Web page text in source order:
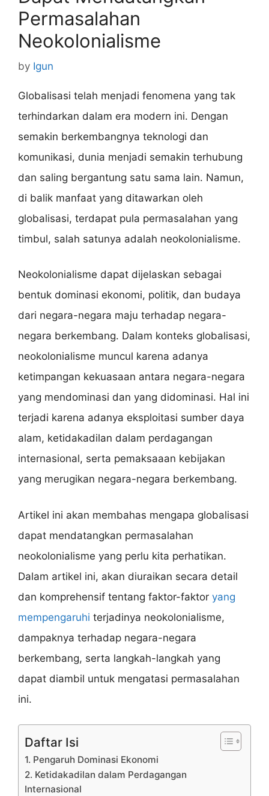
Permasalahan
Neokolonialisme
by Igun
Globalisasi telah menjadi fenomena yang tak
terhindarkan dalam era modern ini. Dengan
semakin berkembangnya teknologi dan
komunikasi, dunia menjadi semakin terhubung
dan saling bergantung satu sama lain. Namun,
di balik manfaat yang ditawarkan oleh
globalisasi, terdapat pula permasalahan yang
timbul, salah satunya adalah neokolonialisme.
Neokolonialisme dapat dijelaskan sebagai
bentuk dominasi ekonomi, politik, dan budaya
dari negara-negara maju terhadap negara-
negara berkembang. Dalam konteks globalisasi,
neokolonialisme muncul karena adanya
ketimpangan kekuasaan antara negara-negara
yang mendominasi dan yang didominasi. Hal ini
terjadi karena adanya eksploitasi sumber daya
alam, ketidakadilan dalam perdagangan
internasional, serta pemaksaaan kebijakan
yang merugikan negara-negara berkembang.
Artikel ini akan membahas mengapa globalisasi
dapat mendatangkan permasalahan
neokolonialisme yang perlu kita perhatikan.
Dalam artikel ini, akan diuraikan secara detail
dan komprehensif tentang faktor-faktor yang
mempengaruhi terjadinya neokolonialisme,
dampaknya terhadap negara-negara
berkembang, serta langkah-langkah yang
dapat diambil untuk mengatasi permasalahan
ini.
Daftar Isi
1. Pengaruh Dominasi Ekonomi
2. Ketidakadilan dalam Perdagangan
Internasional